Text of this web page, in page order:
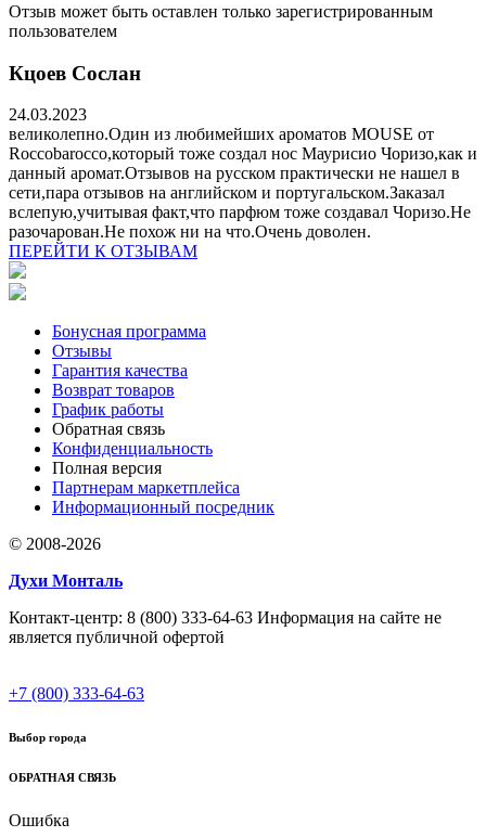
Отзыв может быть оставлен только зарегистрированным
пользователем
Кцоев Сослан
24.03.2023
великолепно.Один из любимейших ароматов MOUSE от
Roccobarocco,который тоже создал нос Маурисио Чоризо,как и
данный аромат.Отзывов на русском практически не нашел в
сети,пара отзывов на английском и португальском.Заказал
вслепую,учитывая факт,что парфюм тоже создавал Чоризо.Не
разочарован.Не похож ни на что.Очень доволен.
ПЕРЕЙТИ К ОТЗЫВАМ
Бонусная программа
Отзывы
Гарантия качества
Возврат товаров
График работы
Обратная связь
Конфиденциальность
Полная версия
Партнерам маркетплейса
Информационный посредник
© 2008-2026
Духи Монталь
Контакт-центр: 8 (800) 333-64-63 Информация на сайте не
является публичной офертой
+7 (800) 333-64-63
Выбор города
ОБРАТНАЯ СВЯЗЬ
Ошибка